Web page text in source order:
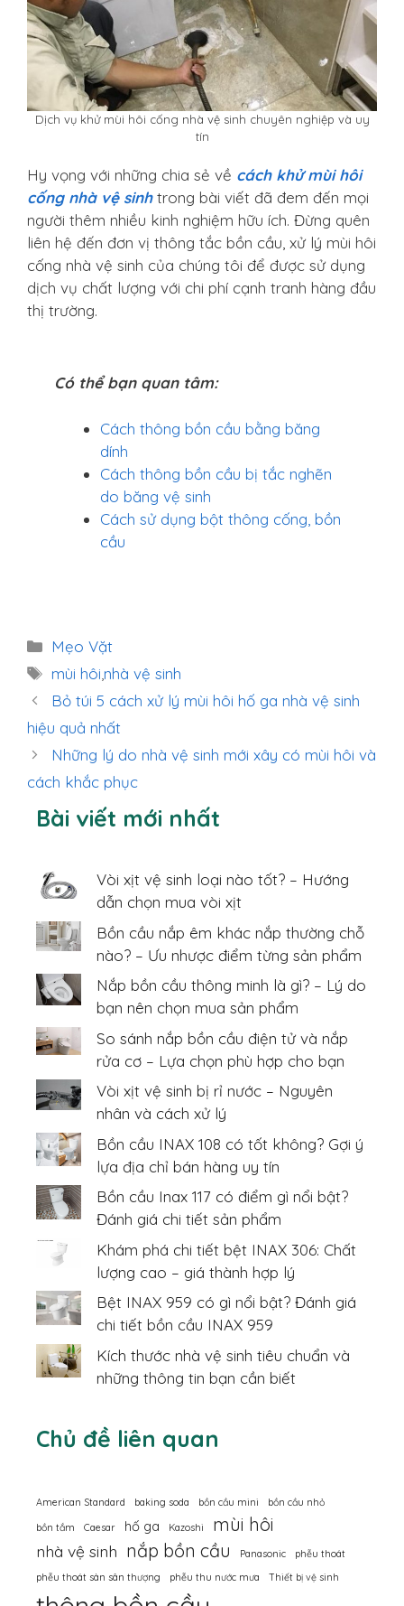
Dịch vụ khử mùi hôi cống nhà vệ sinh chuyên nghiệp và uy
tín
Hy vọng với những chia sẻ về cách khử mùi hôi
cống nhà vệ sinhtrong bài viết đã đem đến mọi
người thêm nhiều kinh nghiệm hữu ích. Đừng quên
liên hệ đến đơn vị thông tắc bồn cầu, xử lý mùi hôi
cống nhà vệ sinh của chúng tôi để được sử dụng
dịch vụ chất lượng với chi phí cạnh tranh hàng đầu
thị trường.
Có thể bạn quan tâm:
Cách thông bồn cầu bằng băng
dính
Cách thông bồn cầu bị tắc nghẽn
do băng vệ sinh
Cách sử dụng bột thông cống, bồn
cầu
Danh
mục
Mẹo Vặt
Thẻ
mùi hôi,nhà vệ sinh
Bỏ túi 5 cách xử lý mùi hôi hố ga nhà vệ sinh
hiệu quả nhất
Những lý do nhà vệ sinh mới xây có mùi hôi và
cách khắc phục
Bài viết mới nhất
Vòi xịt vệ sinh loại nào tốt? – Hướng
dẫn chọn mua vòi xịt
Bồn cầu nắp êm khác nắp thường chỗ
nào? – Ưu nhược điểm từng sản phẩm
Nắp bồn cầu thông minh là gì? – Lý do
bạn nên chọn mua sản phẩm
So sánh nắp bồn cầu điện tử và nắp
rửa cơ – Lựa chọn phù hợp cho bạn
Vòi xịt vệ sinh bị rỉ nước – Nguyên
nhân và cách xử lý
Bồn cầu INAX 108 có tốt không? Gợi ý
lựa địa chỉ bán hàng uy tín
Bồn cầu Inax 117 có điểm gì nổi bật?
Đánh giá chi tiết sản phẩm
Khám phá chi tiết bệt INAX 306: Chất
lượng cao – giá thành hợp lý
Bệt INAX 959 có gì nổi bật? Đánh giá
chi tiết bồn cầu INAX 959
Kích thước nhà vệ sinh tiêu chuẩn và
những thông tin bạn cần biết
Chủ đề liên quan
American Standard baking soda bồn cầu mini
bồn cầu nhỏ
bồn tắm
Caesar hố ga Kazoshi mùi hôi
nhà vệ sinh nắp bồn cầu Panasonic
phễu thoát
phễu thoát sàn sân thượng
phễu thu nước mưa Thiết bị vệ sinh